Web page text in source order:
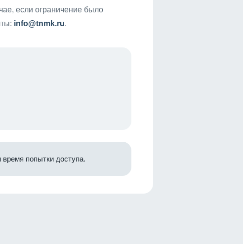
если ограничение было
info@tnmk.ru.
попытки доступа.